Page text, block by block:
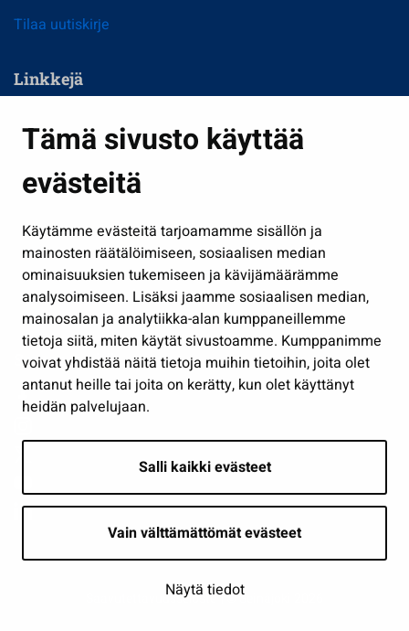
Tämä sivusto käyttää
evästeitä
Käytämme evästeitä tarjoamamme sisällön ja
mainosten räätälöimiseen, sosiaalisen median
ominaisuuksien tukemiseen ja kävijämäärämme
analysoimiseen. Lisäksi jaamme sosiaalisen median,
mainosalan ja analytiikka-alan kumppaneillemme
tietoja siitä, miten käytät sivustoamme. Kumppanimme
voivat yhdistää näitä tietoja muihin tietoihin, joita olet
antanut heille tai joita on kerätty, kun olet käyttänyt
heidän palvelujaan.
Salli kaikki evästeet
Vain välttämättömät evästeet
Näytä tiedot
Tilaa uutiskirje
Linkkejä
Kasvatus ja opetus
Kulttuuri ja liikunta
Työ ja yrittäminen
Osallistu ja asioi
Näytä omat evästeasetukseni
Seuraa meitä
Saavutettavuusseloste | © Seinäjoki 2026